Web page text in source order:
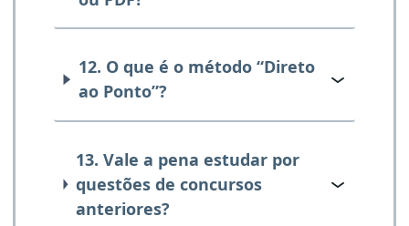
12. O que é o método “Direto
ao Ponto”?
13. Vale a pena estudar por
questões de concursos
anteriores?